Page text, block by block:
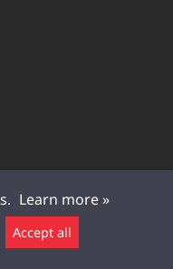
Leave a message ▲
Learn more »
Accept all